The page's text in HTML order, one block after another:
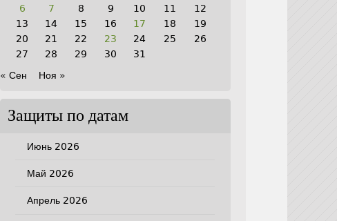
6
7 8 9 10 11
12
13
14 15 16 17 18
19
20
21 22 23 24 25
26
27
28 29 30
31
« Сен
Ноя »
Защиты по датам
Июнь 2026
Май 2026
Апрель 2026